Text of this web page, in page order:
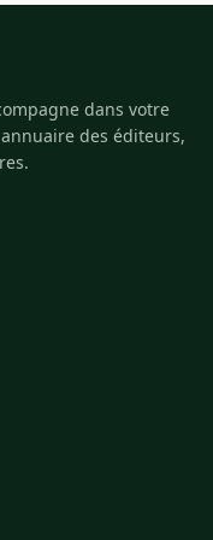
dans votre
des éditeurs,